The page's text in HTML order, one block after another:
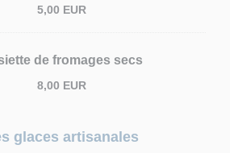
5,00 EUR
de fromages secs
8,00 EUR
glaces artisanales